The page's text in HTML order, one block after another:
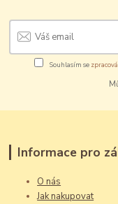
Souhlasím se
Informace pro
O nás
Jak nakupovat